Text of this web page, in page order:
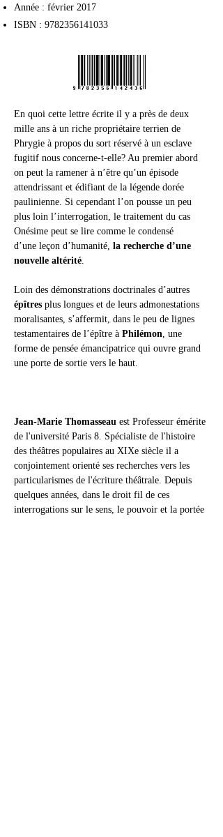
Année : février 2017
ISBN : 9782356141033
En quoi cette lettre écrite il y a près de deux
mille ans à un riche propriétaire terrien de
Phrygie à propos du sort réservé à un esclave
fugitif nous concerne-t-elle? Au premier abord
on peut la ramener à n’être qu’un épisode
attendrissant et édifiant de la légende dorée
paulinienne. Si cependant l’on pousse un peu
plus loin l’interrogation, le traitement du cas
Onésime peut se lire comme le condensé
d’une leçon d’humanité, la recherche d’une
nouvelle altérité
Loin des démonstrations doctrinales d’autres
épîtres plus longues et de leurs admonestations
moralisantes, s’affermit, dans le peu de lignes
testamentaires de l’épître à Philémon , une
forme de pensée émancipatrice qui ouvre grand
une porte de sortie vers le haut.
Jean-Marie Thomasseau est Professeur émérite
de l'université Paris 8. Spécialiste de l'histoire
des théâtres populaires au XIXe siècle il a
conjointement orienté ses recherches vers les
particularismes de l'écriture théâtrale. Depuis
quelques années, dans le droit fil de ces
interrogations sur le sens, le pouvoir et la portée